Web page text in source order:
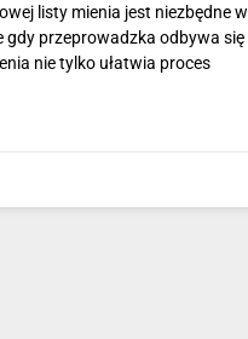
listy mienia jest niezbędne w
gdy przeprowadzka odbywa się
nie tylko ułatwia proces